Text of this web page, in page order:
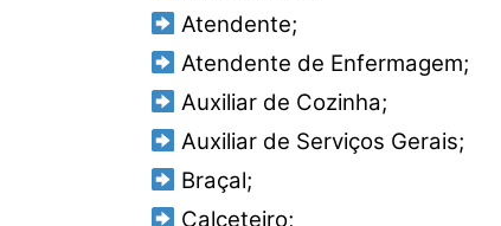
Atendente;
Atendente de Enfermagem;
Auxiliar de Cozinha;
Auxiliar de Serviços Gerais;
Braçal;
Calceteiro;